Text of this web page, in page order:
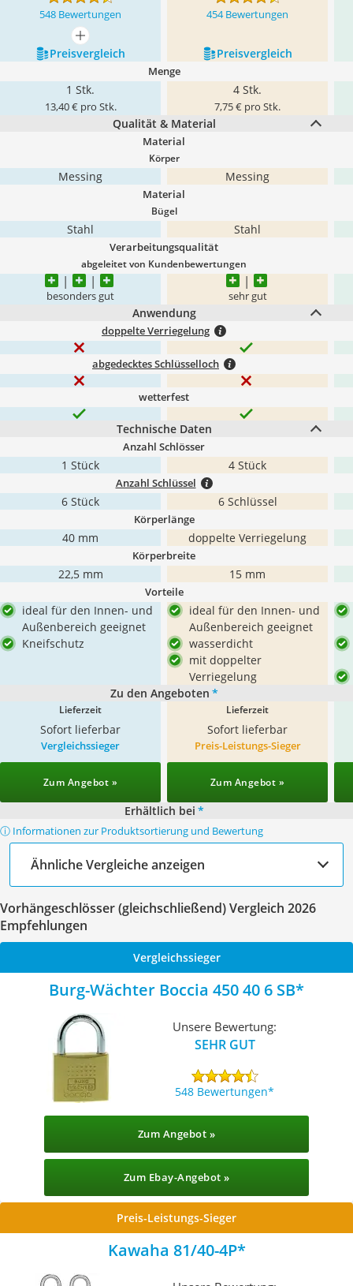
548 Bewertungen 454 Bewertungen
mehr anzeigen
Preis­vergleich
Preis­vergleich
Menge
1 Stk.
13,40 € pro Stk.
4 Stk.
7,75 € pro Stk.
Qualität & Material
Material
Körper
Messing Messing
Material
Bügel
Stahl Stahl
Verarbeitungsqualität
abgeleitet von Kundenbewertungen
besonders gut sehr gut
Anwendung
doppelte Verriegelung
abgedecktes Schlüsselloch
wetterfest
Technische Daten
Anzahl Schlösser
1 Stück 4 Stück
Anzahl Schlüssel
6 Stück 6 Schlüssel
Körperlänge
40 mm doppelte Verriegelung
Körperbreite
22,5 mm 15 mm
Vorteile
ideal für den Innen- und
Außenbereich geeignet
Kneifschutz
ideal für den Innen- und
Außenbereich geeignet
wasserdicht
mit doppelter
Verriegelung
Zu den Angeboten *
Lieferzeit
Sofort lieferbar
Lieferzeit
Sofort lieferbar
Vergleichssieger
Zum Angebot »
Preis-Leistungs-Sieger
Zum Angebot »
Erhältlich bei *
ⓘ Informationen zur Produktsortierung und Bewertung
Ähnliche Vergleiche anzeigen
Vorhängeschlösser (gleichschließend) Vergleich 2026
Empfehlungen
Vergleichssieger
Burg-Wächter Boccia 450 40 6 SB
Unsere Bewertung:
SEHR GUT
548 Bewertungen
Zum Angebot »
Zum Ebay-Angebot »
Preis-Leistungs-Sieger
Kawaha ‎81/40-4P